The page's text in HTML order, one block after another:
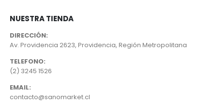
NUESTRA TIENDA
DIRECCIÓN:
Av. Providencia 2623, Providencia, Región Metropolitana
TELEFONO:
(2) 3245 1526
EMAIL:
contacto@sanomarket.cl